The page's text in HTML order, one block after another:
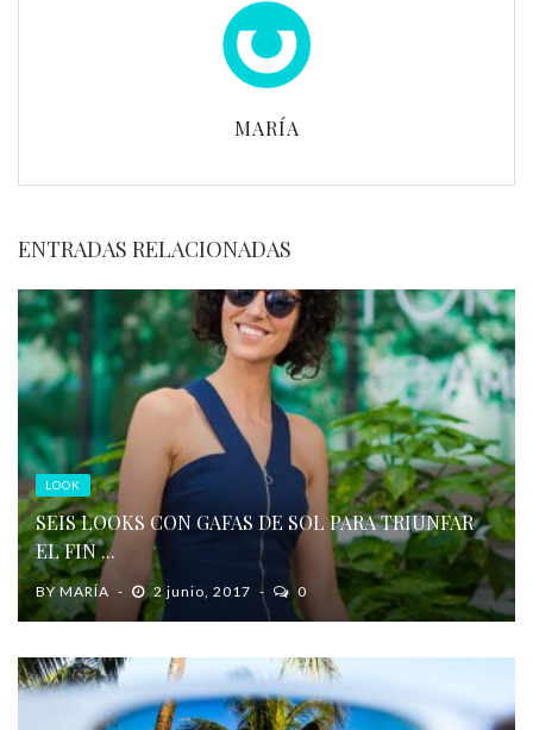
MARÍA
ENTRADAS RELACIONADAS
LOOK
SEIS LOOKS CON GAFAS DE SOL PARA TRIUNFAR
EL FIN ...
BY MARÍA 2 junio, 2017 0